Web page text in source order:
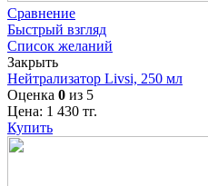
Сравнение
Быстрый взгляд
Список желаний
Закрыть
Нейтрализатор Livsi, 250 мл
Оценка 0 из 5
Цена: 1 430 тг.
Купить